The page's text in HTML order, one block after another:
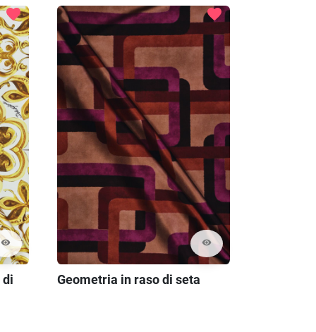
visibility
favorite
di
visibility
favorite
Geometria in raso di seta